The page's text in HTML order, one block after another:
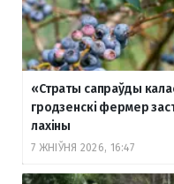
«Страты сапраўды
гродзенскі фермер
лахіны
7 ЖНІЎНЯ 2026, 16:47